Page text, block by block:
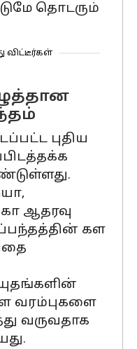
தொடரும்
விட்டீர்கள்
புதிய
ஆதரவு
கள
வரம்புகளை
வருவதாக